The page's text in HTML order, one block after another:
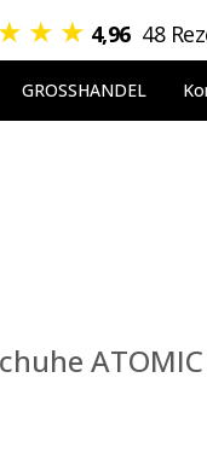
★ ★ ★ 4,96 48
GROSSHANDEL
ATOMIC